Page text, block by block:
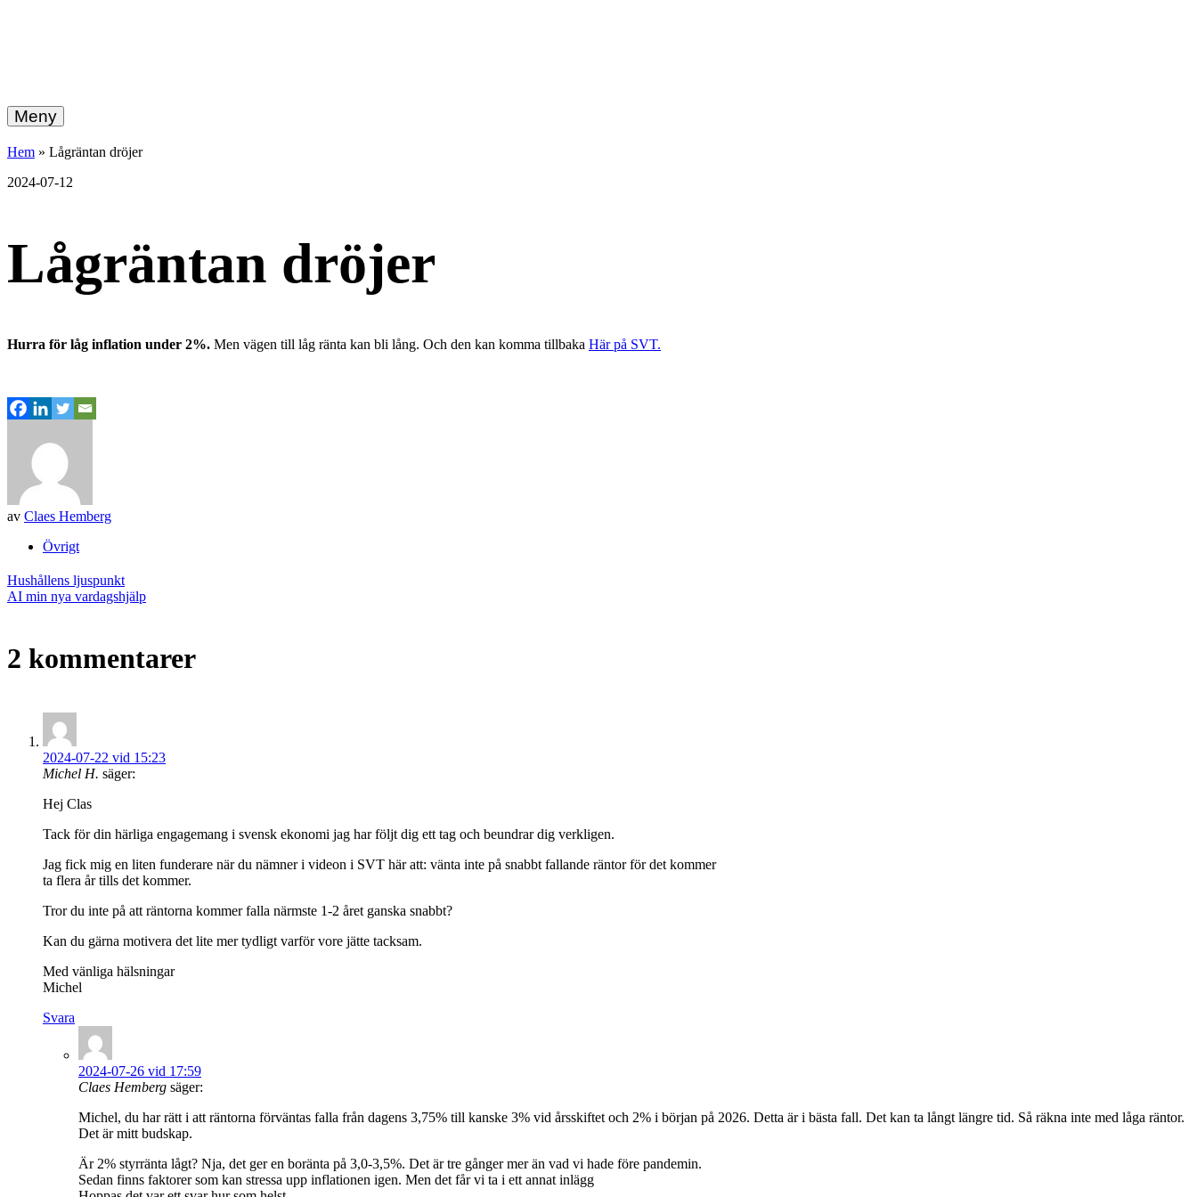
vidare
till
innehållet
energi
+
Meny
Hem » Lågräntan dröjer
2024-07-12
Lågräntan dröjer
Hurra för låg inflation under 2%. Men vägen till låg ränta kan bli lång. Och den kan komma tillbaka Här på SVT.
av Claes Hemberg
Övrigt
Inläggsnavigering
Hushållens ljuspunkt
AI min nya vardagshjälp
2 kommentarer
2024-07-22 vid 15:23
Michel H. säger:
Hej Clas
Tack för din härliga engagemang i svensk ekonomi jag har följt dig ett tag och beundrar dig verkligen.
Jag fick mig en liten funderare när du nämner i videon i SVT här att: vänta inte på snabbt fallande räntor för det kommer
ta flera år tills det kommer.
Tror du inte på att räntorna kommer falla närmste 1-2 året ganska snabbt?
Kan du gärna motivera det lite mer tydligt varför vore jätte tacksam.
Med vänliga hälsningar
Michel
Svara
2024-07-26 vid 17:59
Claes Hemberg säger:
Michel, du har rätt i att räntorna förväntas falla från dagens 3,75% till kanske 3% vid årsskiftet och 2% i början på 2026. Detta är i bästa fall. Det kan ta långt längre tid. Så räkna inte med låga räntor.
Det är mitt budskap.
Är 2% styrränta lågt? Nja, det ger en boränta på 3,0-3,5%. Det är tre gånger mer än vad vi hade före pandemin.
Sedan finns faktorer som kan stressa upp inflationen igen. Men det får vi ta i ett annat inlägg